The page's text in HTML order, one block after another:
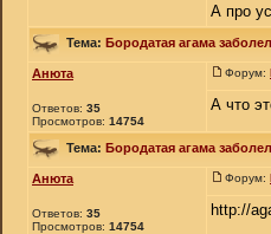
А про
Тема: Бородатая агама
Анюта
Ответов: 35
Просмотров: 14754
Форум:
А что
Тема: Бородатая агама
Анюта
Ответов: 35
Просмотров: 14754
Форум:
http://